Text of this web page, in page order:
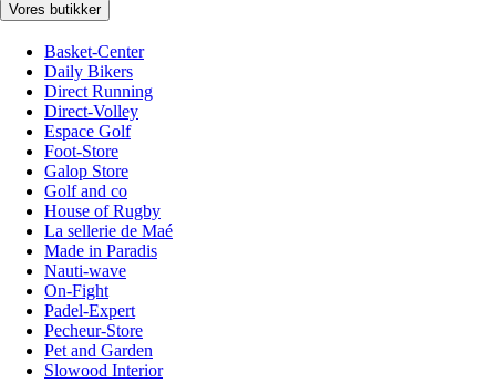
Vores butikker
Basket-Center
Daily Bikers
Direct Running
Direct-Volley
Espace Golf
Foot-Store
Galop Store
Golf and co
House of Rugby
La sellerie de Maé
Made in Paradis
Nauti-wave
On-Fight
Padel-Expert
Pecheur-Store
Pet and Garden
Slowood Interior